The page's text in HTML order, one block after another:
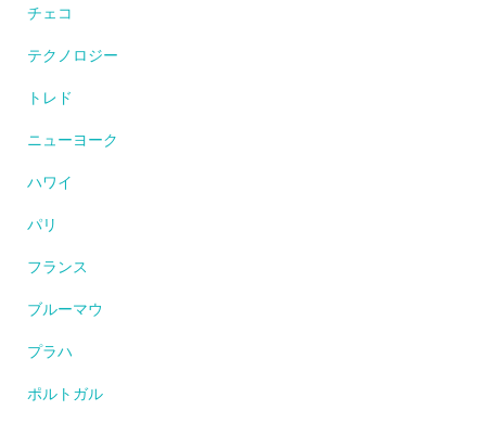
チェコ
テクノロジー
トレド
ニューヨーク
ハワイ
パリ
フランス
ブルーマウ
プラハ
ポルトガル